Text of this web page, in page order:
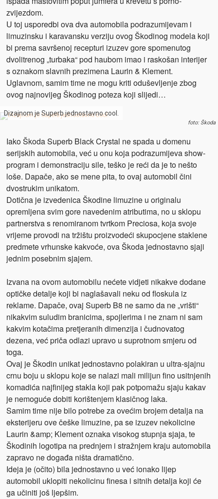
zvijezdom.
U toj usporedbi ova dva automobila podrazumijevam i
limuzinsku i karavansku verziju ovog Škodinog modela koji
bi prema savršenoj recepturi izuzev gore spomenutog
dvolitrenog „turbaka“ pod haubom imao i raskošan interijer
s oznakom slavnih prezimena Laurin & Klement.
Uglavnom, samim time ne mogu kriti oduševljenje zbog
ovog najnovijeg Škodinog poteza koji slijedi…
Dizajnom je Superb jednostavno cool.
foto: Škoda
Iako Škoda Superb Black Crystal ne spada u domenu
serijskih automobila, već u onu koja podrazumijeva show-
program i demonstraciju sile, teško je reći da je to nešto
loše. Dapače, ako se mene pita, to ovaj automobil čini
dvostrukim unikatom.
Dotična je izvedenica Škodine limuzine u originalu
opremljena svim gore navedenim atributima, no u sklopu
partnerstva s renomiranom tvrtkom Preciosa, koja svoje
vrijeme provodi na tržištu proizvodeći skupocjene staklene
predmete vrhunske kakvoće, ova Škoda jednostavno sjaji
jednim posebnim sjajem.
Izvana na ovom automobilu nećete vidjeti nikakve dodane
optičke detalje koji bi naglašavali neku od floskula iz
reklame. Dapače, ovaj Superb B8 ne samo da ne „vrišti“
nikakvim suludim branicima, spojlerima i ne znam ni sam
kakvim kotačima pretjeranih dimenzija i čudnovatog
dezena, već priča odlazi upravo u suprotnom smjeru od
toga.
Ovaj je Škodin unikat jednostavno polakiran u ultra-sjajnu
crnu boju u sklopu koje se nalazi mali milijun fino usitnjenih
komadića najfinijeg stakla koji pak potpomažu sjaju kakav
je nemoguće dobiti korištenjem klasičnog laka.
Samim time nije bilo potrebe za ovećim brojem detalja na
eksterijeru ove češke limuzine, pa se izuzev nekolicine
Laurin &amp; Klement oznaka visokog stupnja sjaja, te
Škodinih logotipa na prednjem i stražnjem kraju automobila
zapravo ne događa ništa dramatično.
Ideja je (očito) bila jednostavno u već ionako lijep
automobil uklopiti nekolicinu finesa i sitnih detalja koji će
ga učiniti još ljepšim.